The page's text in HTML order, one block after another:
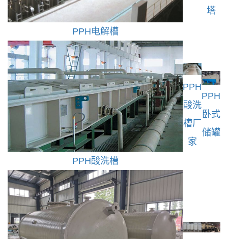
PPH电解槽
塔
PPH酸洗槽
PPH
酸洗
槽厂
家
PPH
卧式
储罐